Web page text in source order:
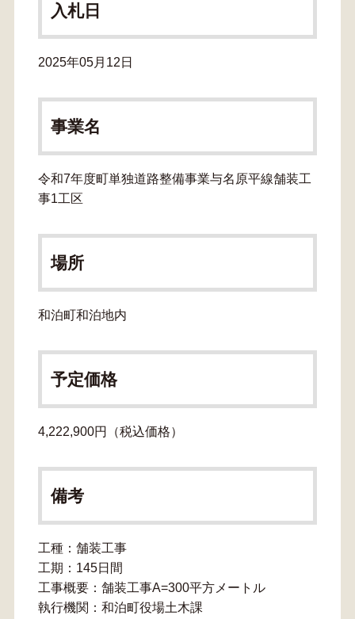
入札日
2025年05月12日
事業名
令和7年度町単独道路整備事業与名原平線舗装工
事1工区
場所
和泊町和泊地内
予定価格
4,222,900円（税込価格）
備考
工種：舗装工事
工期：145日間
工事概要：舗装工事A=300平方メートル
執行機関：和泊町役場土木課